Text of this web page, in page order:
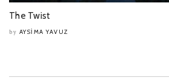
The Twist
by AYSIMA YAVUZ